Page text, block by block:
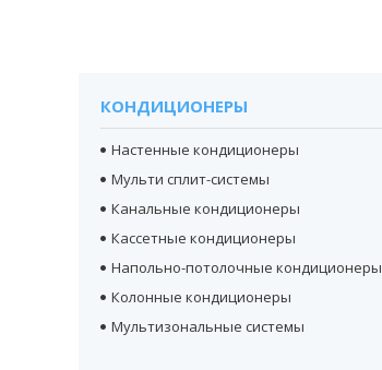
КОНДИЦИОНЕРЫ
Настенные кондиционеры
Мульти сплит-системы
Канальные кондиционеры
Кассетные кондиционеры
Напольно-потолочные кондиционеры
Колонные кондиционеры
Мультизональные системы